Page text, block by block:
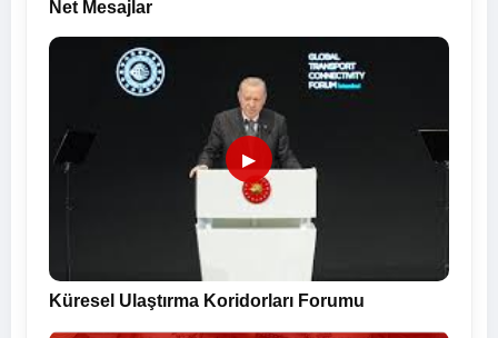
Net Mesajlar
▶
Küresel Ulaştırma Koridorları Forumu